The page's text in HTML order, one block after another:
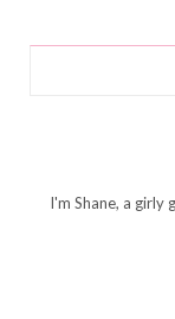
I'm Shane, a girly